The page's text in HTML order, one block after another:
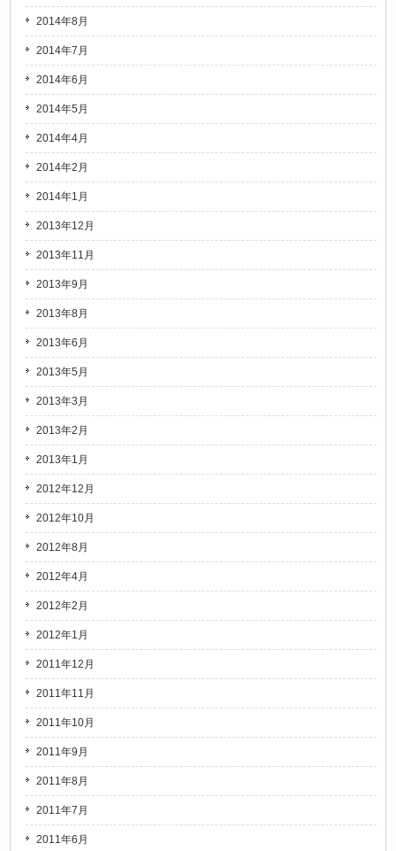
2014年8月
2014年7月
2014年6月
2014年5月
2014年4月
2014年2月
2014年1月
2013年12月
2013年11月
2013年9月
2013年8月
2013年6月
2013年5月
2013年3月
2013年2月
2013年1月
2012年12月
2012年10月
2012年8月
2012年4月
2012年2月
2012年1月
2011年12月
2011年11月
2011年10月
2011年9月
2011年8月
2011年7月
2011年6月